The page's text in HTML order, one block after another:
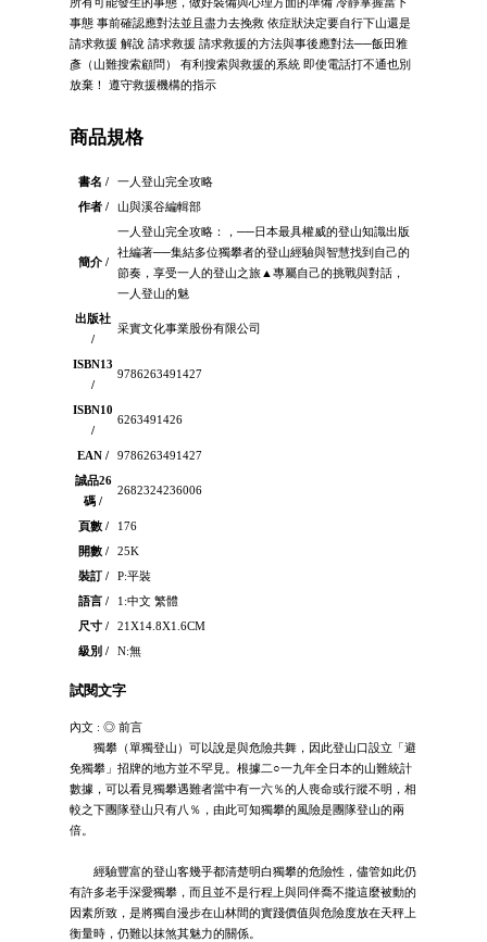
事態 事前確認應對法並且盡力去挽救 依症狀決定要自行下山還是
請求救援 解說 請求救援 請求救援的方法與事後應對法──飯田雅
彥（山難搜索顧問） 有利搜索與救援的系統 即使電話打不通也別
放棄！ 遵守救援機構的指示
商品規格
書名 /
一人登山完全攻略
作者 /
山與溪谷編輯部
簡介 /
一人登山完全攻略：，──日本最具權威的登山知識出版
社編著──集結多位獨攀者的登山經驗與智慧找到自己的
節奏，享受一人的登山之旅▲專屬自己的挑戰與對話，
一人登山的魅
出版社
/
采實文化事業股份有限公司
ISBN13
/
9786263491427
ISBN10
/
6263491426
EAN /
9786263491427
誠品26
碼 /
2682324236006
頁數 /
176
開數 /
25K
裝訂 /
P:平裝
語言 /
1:中文 繁體
尺寸 /
21X14.8X1.6CM
級別 /
N:無
試閱文字
內文 : ◎ 前言
獨攀（單獨登山）可以說是與危險共舞，因此登山口設立「避
免獨攀」招牌的地方並不罕見。根據二○一九年全日本的山難統計
數據，可以看見獨攀遇難者當中有一六％的人喪命或行蹤不明，相
較之下團隊登山只有八％，由此可知獨攀的風險是團隊登山的兩
倍。
經驗豐富的登山客幾乎都清楚明白獨攀的危險性，儘管如此仍
有許多老手深愛獨攀，而且並不是行程上與同伴喬不攏這麼被動的
因素所致，是將獨自漫步在山林間的實踐價值與危險度放在天秤上
衡量時，仍難以抹煞其魅力的關係。